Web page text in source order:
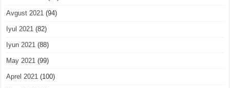
Avgust 2021 (94)
Iyul 2021 (82)
Iyun 2021 (88)
May 2021 (99)
Aprel 2021 (100)